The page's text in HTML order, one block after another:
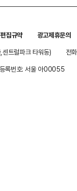
편집규약
광고제휴문의
트럴파크 타워동)
전
등록번호: 서울 아00055